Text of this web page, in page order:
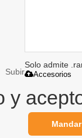
Subir
Solo admite
Accesorios
y
Mandar